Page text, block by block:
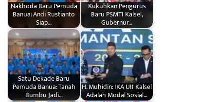
Nakhoda Baru Pemuda
Banua: Andi Rustianto
Siap…
Kukuhkan Pengurus
Baru PSMTI Kalsel,
Gubernur…
Satu Dekade Baru
Pemuda Banua: Tanah
Bumbu Jadi…
H. Muhidin: IKA UII Kalsel
Adalah Modal Sosial…